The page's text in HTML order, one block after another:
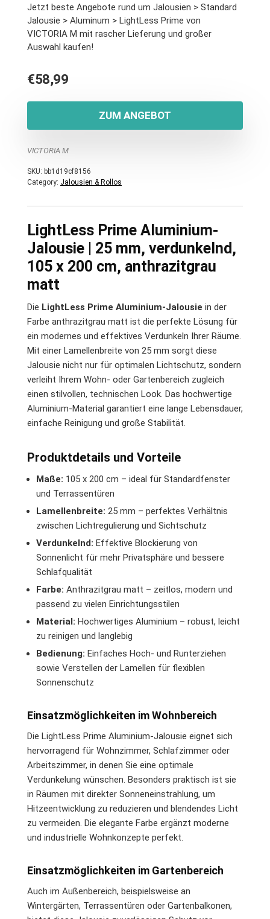
Jetzt beste Angebote rund um Jalousien > Standard
Jalousie > Aluminum > LightLess Prime von
VICTORIA M mit rascher Lieferung und großer
Auswahl kaufen!
€58,99
ZUM ANGEBOT
VICTORIA M
SKU: bb1d19cf8156
Category: Jalousien & Rollos
LightLess Prime Aluminium-
Jalousie | 25 mm, verdunkelnd,
105 x 200 cm, anthrazitgrau
matt
Die LightLess Prime Aluminium-Jalousie in der
Farbe anthrazitgrau matt ist die perfekte Lösung für
ein modernes und effektives Verdunkeln Ihrer Räume.
Mit einer Lamellenbreite von 25 mm sorgt diese
Jalousie nicht nur für optimalen Lichtschutz, sondern
verleiht Ihrem Wohn- oder Gartenbereich zugleich
einen stilvollen, technischen Look. Das hochwertige
Aluminium-Material garantiert eine lange Lebensdauer,
einfache Reinigung und große Stabilität.
Produktdetails und Vorteile
Maße: 105 x 200 cm – ideal für Standardfenster
und Terrassentüren
Lamellenbreite: 25 mm – perfektes Verhältnis
zwischen Lichtregulierung und Sichtschutz
Verdunkelnd: Effektive Blockierung von
Sonnenlicht für mehr Privatsphäre und bessere
Schlafqualität
Farbe: Anthrazitgrau matt – zeitlos, modern und
passend zu vielen Einrichtungsstilen
Material: Hochwertiges Aluminium – robust, leicht
zu reinigen und langlebig
Bedienung: Einfaches Hoch- und Runterziehen
sowie Verstellen der Lamellen für flexiblen
Sonnenschutz
Einsatzmöglichkeiten im Wohnbereich
Die LightLess Prime Aluminium-Jalousie eignet sich
hervorragend für Wohnzimmer, Schlafzimmer oder
Arbeitszimmer, in denen Sie eine optimale
Verdunkelung wünschen. Besonders praktisch ist sie
in Räumen mit direkter Sonneneinstrahlung, um
Hitzeentwicklung zu reduzieren und blendendes Licht
zu vermeiden. Die elegante Farbe ergänzt moderne
und industrielle Wohnkonzepte perfekt.
Einsatzmöglichkeiten im Gartenbereich
Auch im Außenbereich, beispielsweise an
Wintergärten, Terrassentüren oder Gartenbalkonen,